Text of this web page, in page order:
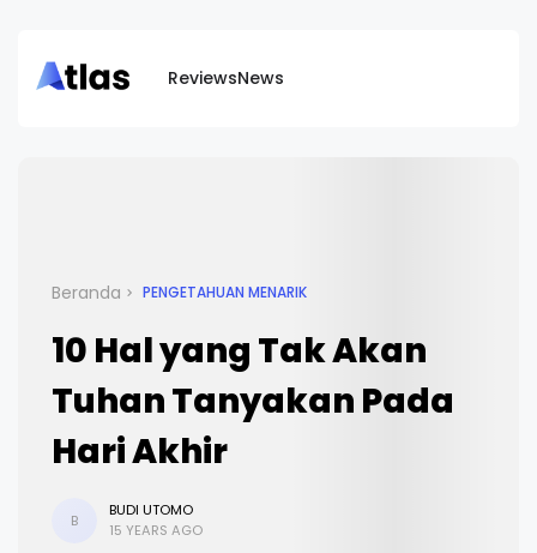
ReviewsNews
Beranda PENGETAHUAN MENARIK
10 Hal yang Tak Akan
Tuhan Tanyakan Pada
Hari Akhir
B
BUDI UTOMO
15 YEARS AGO